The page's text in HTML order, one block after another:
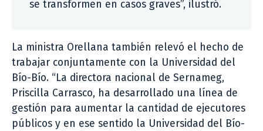
se transformen en casos graves”, ilustró.
La ministra Orellana también relevó el hecho de
trabajar conjuntamente con la Universidad del
Bío-Bío. “La directora nacional de Sernameg,
Priscilla Carrasco, ha desarrollado una línea de
gestión para aumentar la cantidad de ejecutores
públicos y en ese sentido la Universidad del Bío-